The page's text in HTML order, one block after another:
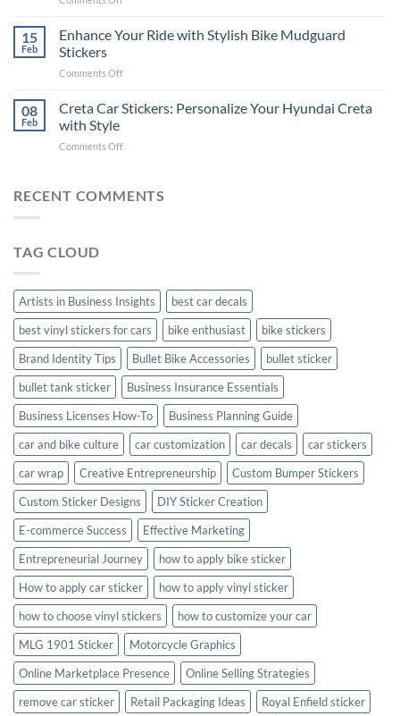
2025
Social
Your
The
Guide
15
Feb
Enhance Your Ride with Stylish Bike Mudguard
Stickers
Comments Offon
Your
Stylish
Stickers
08
Feb
Creta Car Stickers: Personalize Your Hyundai Creta
with Style
Comments Offon
Stickers:
RECENT COMMENTS
TAG CLOUD
Artists in Business Insights
best car decals
best vinyl stickers for cars
bike enthusiast
bike stickers
Brand Identity Tips
Bullet Bike Accessories
bullet sticker
bullet tank sticker
Business Insurance Essentials
Business Licenses How-To
Business Planning Guide
car and bike culture
car customization car decals
car stickers
car wrap
Creative Entrepreneurship
Custom Bumper Stickers
Custom Sticker Designs
DIY Sticker Creation
E-commerce Success
Effective Marketing
Entrepreneurial Journey
how to apply bike sticker
How to apply car sticker
how to apply vinyl sticker
how to choose vinyl stickers
how to customize your car
MLG 1901 Sticker
Motorcycle Graphics
Online Marketplace Presence
Online Selling Strategies
remove car sticker
Retail Packaging Ideas
Royal Enfield sticker